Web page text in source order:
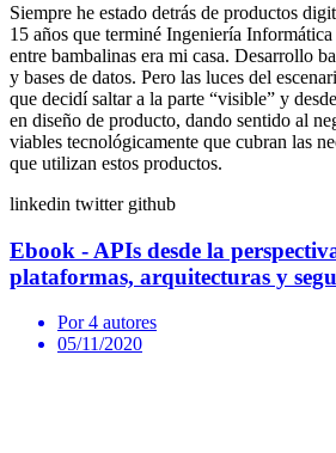
Siempre he estado detrás de productos
15 años que terminé Ingeniería
entre bambalinas era mi casa. Desarrollo
y bases de datos. Pero las luces del
que decidí saltar a la parte “visible” y
en diseño de producto, dando sentido al
viables tecnológicamente que cubran las
que utilizan estos productos.
linkedin twitter github
Ebook - APIs desde la
plataformas, arquitecturas y
Por 4 autores
05/11/2020